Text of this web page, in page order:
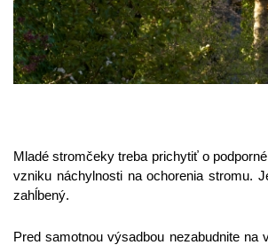
Mladé stromčeky treba prichytiť o
vzniku náchylnosti na ochorenia stromu.
zahĺbený.
Pred samotnou výsadbou nezabudnite